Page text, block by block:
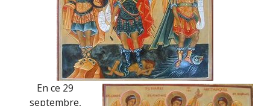
En ce 29
septembre,